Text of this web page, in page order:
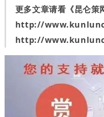
更多文章请看《昆仑策
http://
http://